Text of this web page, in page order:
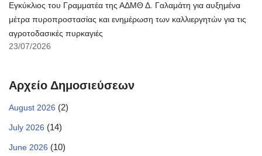
Εγκύκλιος του Γραμματέα της ΑΔΜΘ Δ. Γαλαμάτη για αυξημένα
μέτρα πυροπροστασίας και ενημέρωση των καλλιεργητών για τις
αγροτοδασικές πυρκαγιές
23/07/2026
Αρχείο Δημοσιεύσεων
August 2026 (2)
July 2026 (14)
June 2026 (10)